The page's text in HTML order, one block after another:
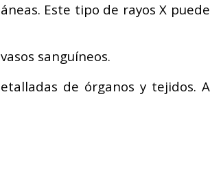
Este tipo de rayos X puede
sanguíneos.
de órganos y tejidos. A